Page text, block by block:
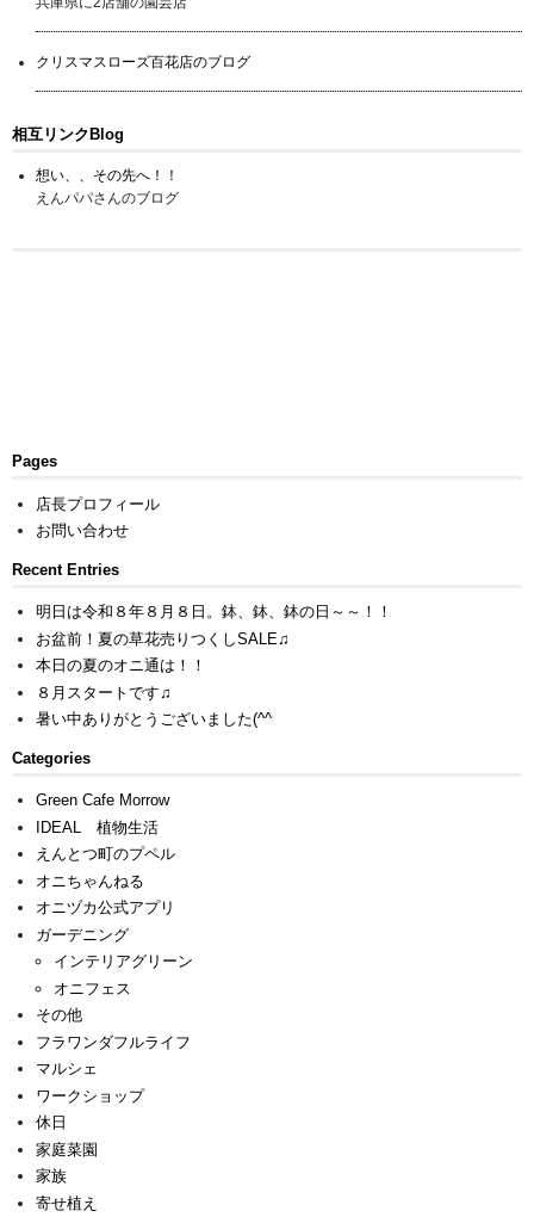
クリスマスローズ百花店のブログ
相互リンクBlog
想い、、その先へ！！
えんパパさんのブログ
Pages
店長プロフィール
お問い合わせ
Recent Entries
明日は令和８年８月８日。鉢、鉢、鉢の日～～！！
お盆前！夏の草花売りつくしSALE♫
本日の夏のオニ通は！！
８月スタートです♫
暑い中ありがとうございました(^^ゞ
Categories
Green Cafe Morrow
IDEAL 植物生活
えんとつ町のプペル
オニちゃんねる
オニヅカ公式アプリ
ガーデニング
インテリアグリーン
オニフェス
その他
フラワンダフルライフ
マルシェ
ワークショップ
休日
家庭菜園
家族
寄せ植え